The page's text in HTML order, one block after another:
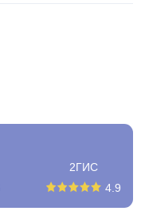
2ГИС
4.9